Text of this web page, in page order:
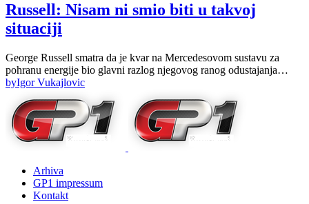
Russell: Nisam ni smio biti u takvoj
situaciji
George Russell smatra da je kvar na Mercedesovom sustavu za
pohranu energije bio glavni razlog njegovog ranog odustajanja…
byIgor Vukajlovic
Arhiva
GP1 impressum
Kontakt